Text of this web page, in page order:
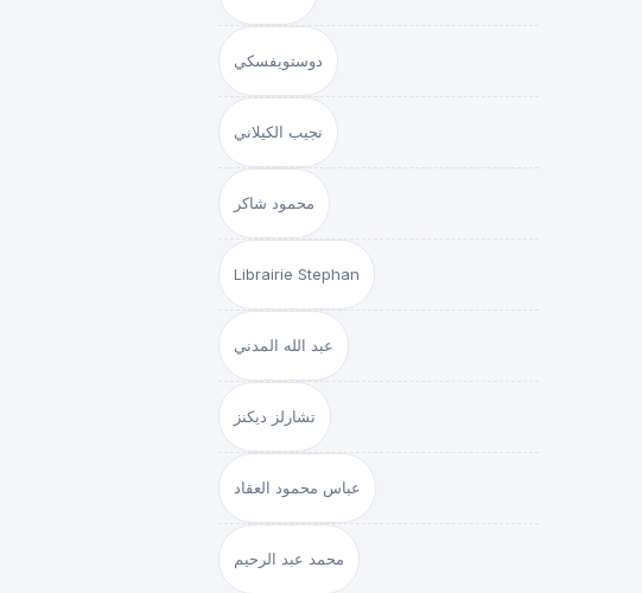
دوستويفسكي
نجيب الكيلاني
محمود شاكر
Librairie Stephan
عبد الله المدني
تشارلز ديكنز
عباس محمود العقاد
محمد عبد الرحيم